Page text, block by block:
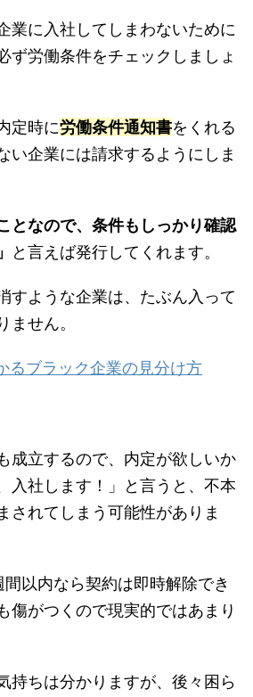
業に入社してしまわないために
ず労働条件をチェックしましょ
定時に労働条件通知書をくれる
い企業には請求するようにしま
となので、条件もしっかり確認
と言えば発行してくれます。
すような企業は、たぶん入って
ません。
るブラック企業の見分け方
成立するので、内定が欲しいか
入社します！」と言うと、不本
されてしまう可能性がありま
以内なら契約は即時解除でき
傷がつくので現実的ではあまり
持ちは分かりますが、後々困ら